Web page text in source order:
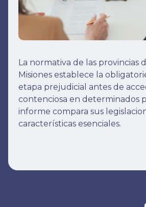
La normativa de las provincias
Misiones establece la
etapa prejudicial antes de
contenciosa en determinados
informe compara sus
características esenciales.